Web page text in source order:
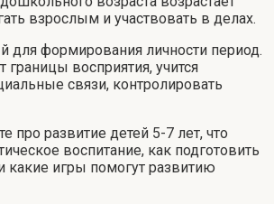
взрослым и участвовать в делах.
для формирования личности период.
восприятия, учится
связи, контролировать
про развитие детей 5-7 лет, что
воспитание, как подготовить
какие игры помогут развитию